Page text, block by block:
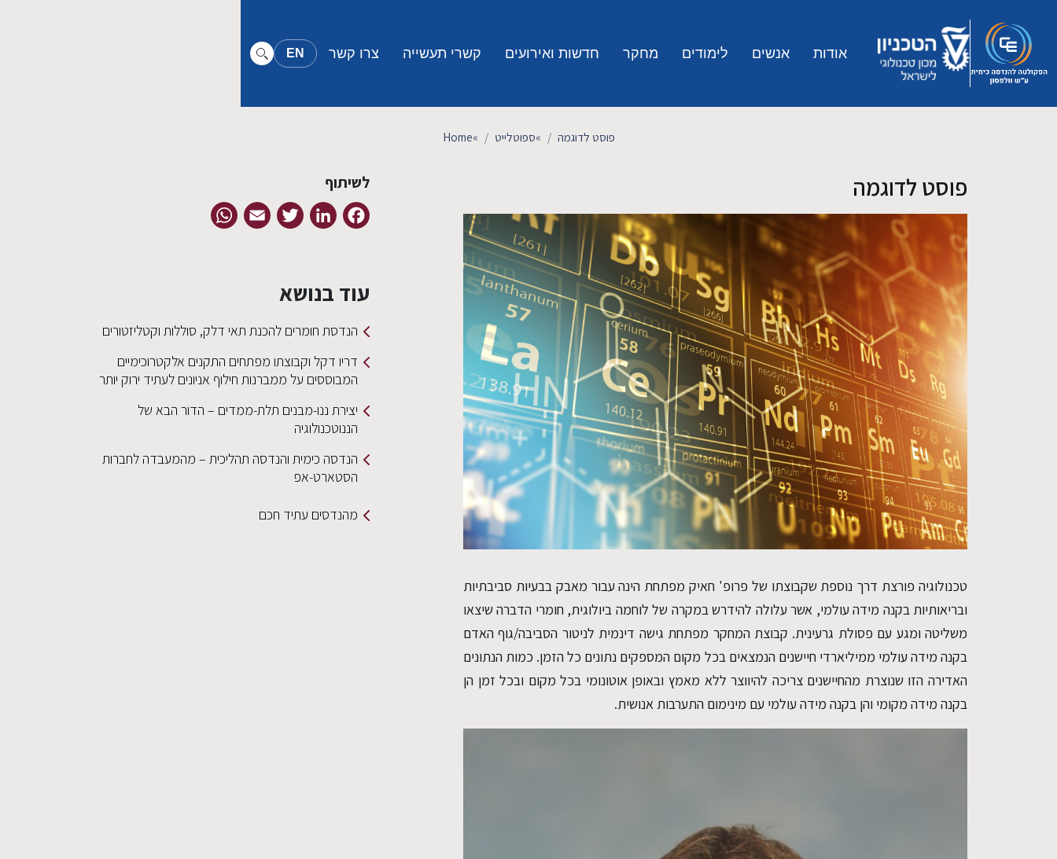
EN אודות אנשים לימודים מחקר חדשות ואירועים קשרי תעשייה צרו קשר
Home» ספוטלייט» פוסט לדוגמה
פוסט לדוגמה
טכנולוגיה פורצת דרך נוספת שקבוצתו של פרופ' חאיק מפתחת הינה עבור מאבק בבעיות סביבתיות
ובריאותיות בקנה מידה עולמי, אשר עלולה להידרש במקרה של לוחמה ביולוגית, חומרי הדברה שיצאו
משליטה ומגע עם פסולת גרעינית. קבוצת המחקר מפתחת גישה דינמית לניטור הסביבה/גוף האדם
בקנה מידה עולמי ממיליארדי חיישנים הנמצאים בכל מקום המספקים נתונים כל הזמן. כמות הנתונים
האדירה הזו שנוצרת מהחיישנים צריכה להיווצר ללא מאמץ ובאופן אוטונומי בכל מקום ובכל זמן הן
בקנה מידה מקומי והן בקנה מידה עולמי עם מינימום התערבות אנושית.
לשיתוף
Facebook
LinkedIn
Twitter
Email
עוד בנושא
הנדסת חומרים להכנת תאי דלק, סוללות וקטליזטורים
דריו דקל וקבוצתו מפתחים התקנים אלקטרוכימיים
המבוססים על ממברנות חילוף אניונים לעתיד ירוק יותר
יצירת ננו-מבנים תלת-ממדים – הדור הבא של
הננוטכנולוגיה
הנדסה כימית והנדסה תהליכית – מהמעבדה לחברות
הסטארט-אפ
מהנדסים עתיד חכם